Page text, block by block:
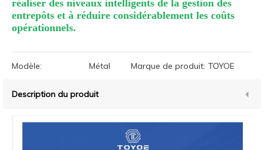
réaliser des niveaux intelligents de la gestion des
entrepôts et à réduire considérablement les coûts
opérationnels.
Modèle: Métal Marque de produit: TOYOE
Description du produit